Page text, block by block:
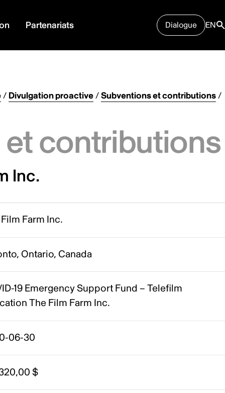
Partenariats Dialogue EN
/ Divulgation proactive/Subventions et contributions/
contributions
Inc.
Farm Inc.
Ontario, Canada
19 Emergency Support Fund – Telefilm
The Film Farm Inc.
06-30
$